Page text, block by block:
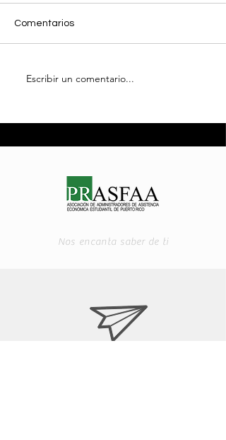
Comentarios
Escribir un comentario...
Nos encanta saber de ti